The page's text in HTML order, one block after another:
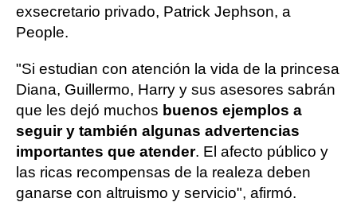
exsecretario privado, Patrick Jephson, a
People.
"Si estudian con atención la vida de la princesa
Diana, Guillermo, Harry y sus asesores sabrán
que les dejó muchos buenos ejemplos a
seguir y también algunas advertencias
importantes que atender. El afecto público y
las ricas recompensas de la realeza deben
ganarse con altruismo y servicio", afirmó.